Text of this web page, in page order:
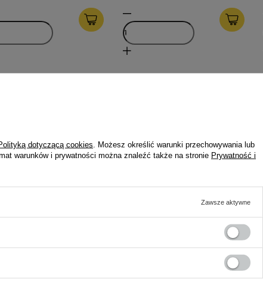
Flipper Karma mokra dla psa
dotyczącą cookies . Możesz określić warunki przechowywania lub
warunków i prywatności można znaleźć także na stronie Prywatność i
Zawsze aktywne